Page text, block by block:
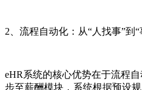
2、流程自动化：从“人找事”到“
eHR系统的核心优势在于流程
步至薪酬模块，系统根据预设